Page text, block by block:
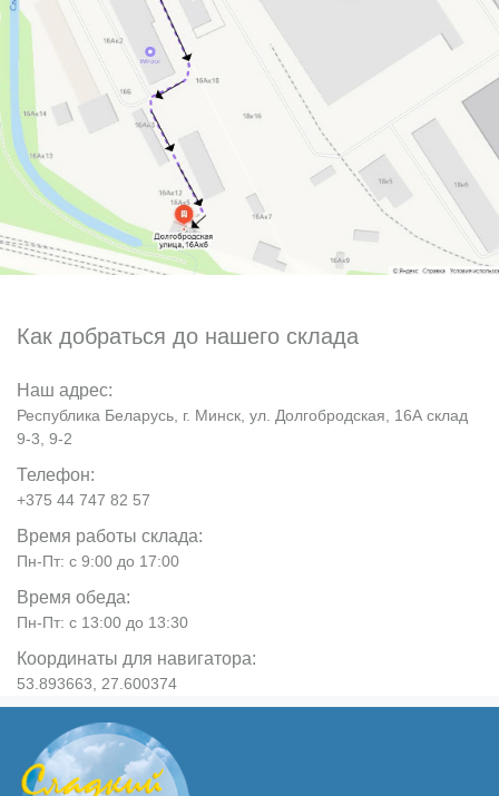
Как добраться до нашего склада
Наш адрес:
Республика Беларусь, г. Минск, ул. Долгобродская, 16А склад
9-3, 9-2
Телефон:
+375 44 747 82 57
Время работы склада:
Пн-Пт: с 9:00 до 17:00
Время обеда:
Пн-Пт: с 13:00 до 13:30
Координаты для навигатора:
53.893663, 27.600374